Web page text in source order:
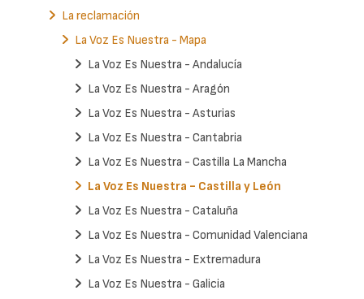
La reclamación
La Voz Es Nuestra - Mapa
La Voz Es Nuestra - Andalucía
La Voz Es Nuestra - Aragón
La Voz Es Nuestra - Asturias
La Voz Es Nuestra - Cantabria
La Voz Es Nuestra - Castilla La Mancha
La Voz Es Nuestra - Castilla y León
La Voz Es Nuestra - Cataluña
La Voz Es Nuestra - Comunidad Valenciana
La Voz Es Nuestra - Extremadura
La Voz Es Nuestra - Galicia